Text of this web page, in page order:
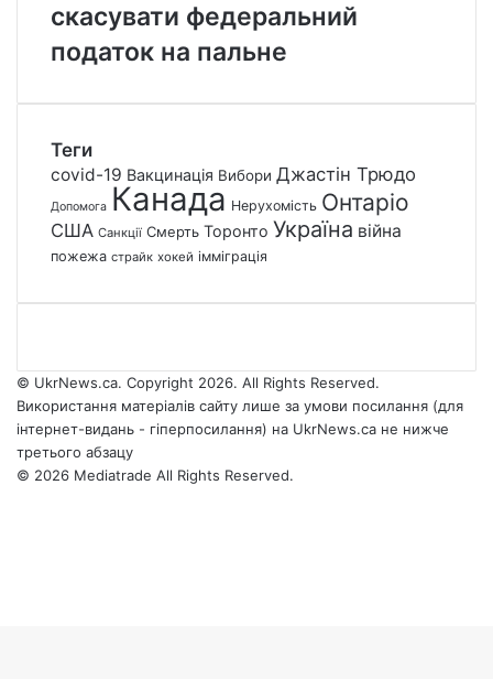
скасувати федеральний
податок на пальне
Теги
covid-19 Вакцинація Вибори Джастін Трюдо
Допомога Канада Нерухомість Онтаріо
США Санкції Смерть Торонто Україна війна
пожежа страйк хокей імміграція
© UkrNews.ca. Copyright 2026. All Rights Reserved.
Використання матеріалів сайту лише за умови посилання (для
інтернет-видань - гіперпосилання) на UkrNews.ca не нижче
третього абзацу
© 2026 Mediatrade All Rights Reserved.